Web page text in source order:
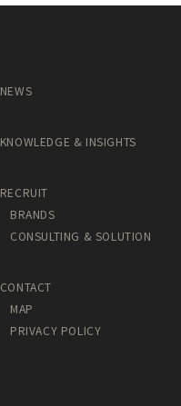
NEWS
KNOWLEDGE & INSIGHTS
RECRUIT
BRANDS
CONSULTING & SOLUTION
CONTACT
MAP
PRIVACY POLICY